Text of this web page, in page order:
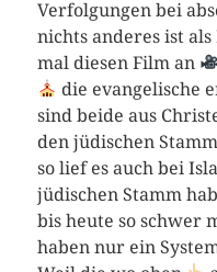
Verfolgungen bei
nichts anderes ist
mal diesen Film an
die evangelische
sind beide aus
den jüdischen Stamm
so lief es auch bei
jüdischen Stamm
bis heute so schwer
haben nur ein